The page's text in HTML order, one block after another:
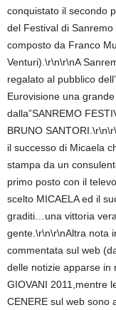
conquistato il secondo
del Festival di Sanremo
composto da Franco
Venturi).\r\n\r\nA
regalato al pubblico
Eurovisione una
dalla”SANREMO
BRUNO
il successo di Micaela
stampa da un
primo posto con il
scelto MICAELA ed il
graditi…una vittoria
gente.\r\n\r\nAltra nota
commentata sul web
delle notizie apparse in
GIOVANI 2011,mentre
CENERE sul web sono